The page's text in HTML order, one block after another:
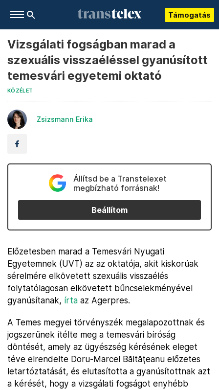
Támogatás
Vizsgálati fogságban marad a
szexuális visszaéléssel gyanúsított
temesvári egyetemi oktató
KÖZÉLET
Zsizsmann Erika
Állítsd be a Transtelexet
megbízható forrásnak!
Beállítom
Előzetesben marad a Temesvári Nyugati
Egyetemnek (UVT) az az oktatója, akit kiskorúak
sérelmére elkövetett szexuális visszaélés
folytatólagosan elkövetett bűncselekményével
gyanúsítanak, írta az Agerpres.
A Temes megyei törvényszék megalapozottnak és
jogszerűnek ítélte meg a temesvári bíróság
döntését, amely az ügyészség kérésének eleget
téve elrendelte Doru-Marcel Băltăţeanu előzetes
letartóztatását, és elutasította a gyanúsítottnak azt
a kérését, hogy a vizsgálati fogságot enyhébb